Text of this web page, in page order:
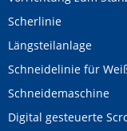
Scherlinie
Längsteilanlage
Schneidelinie für
Schneidemaschine
Digital gesteuerte